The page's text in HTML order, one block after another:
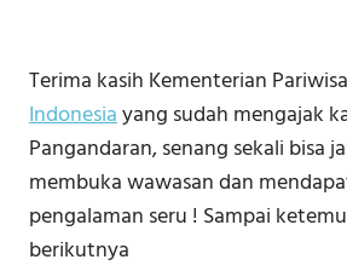
Terima kasih Kementerian
Indonesiayang sudah mengajak
Pangandaran, senang sekali bisa
membuka wawasan dan
pengalaman seru ! Sampai
berikutnya